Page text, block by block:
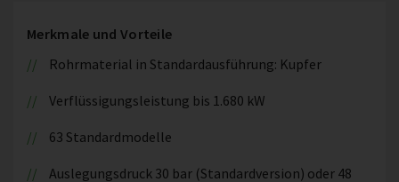
Merkmale und Vorteile
Rohrmaterial in Standardausführung: Kupfer
Verflüssigungsleistung bis 1.680 kW
63 Standardmodelle
Auslegungsdruck 30 bar (Standardversion) oder 48